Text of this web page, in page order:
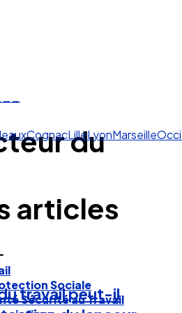
CognacLilleLyonMarseille
Sociale
Sécurité au Travail
du
articles
travail peut-il